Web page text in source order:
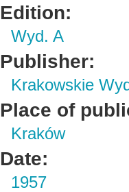
Edition:
Wyd. A
Publisher:
Krakowskie
Place of
Kraków
Date:
1957